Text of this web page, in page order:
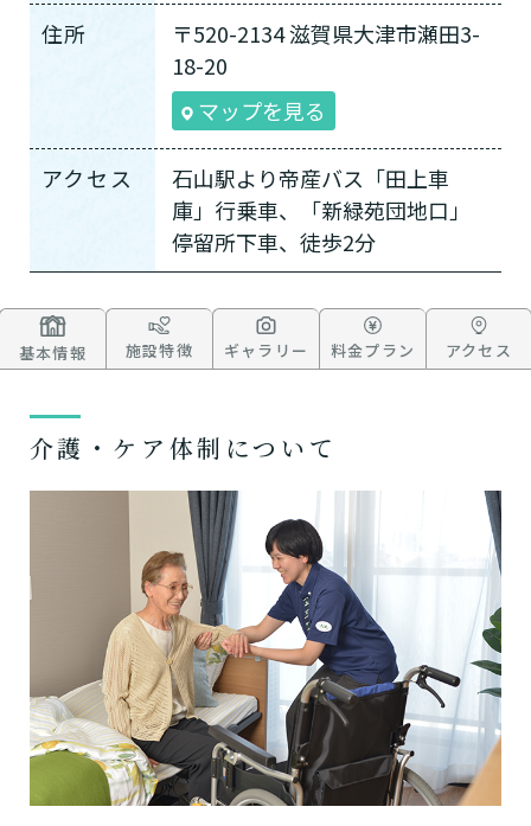
住所
〒520-2134 滋賀県大津市瀬田3-
18-20
マップを見る
アクセス
石山駅より帝産バス「田上車
庫」行乗車、「新緑苑団地口」
停留所下車、徒歩2分
基本情報 施設特徴 ギャラリー 料金プラン アクセス
介護・ケア体制について